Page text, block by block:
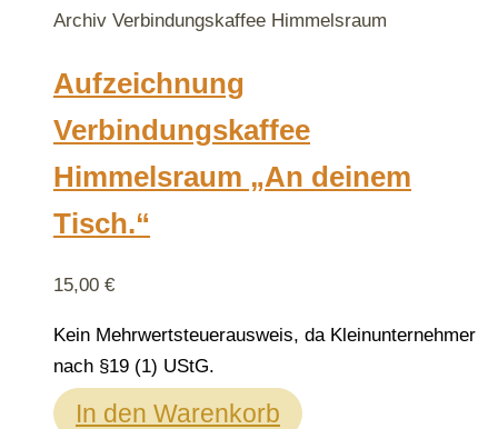
Archiv Verbindungskaffee Himmelsraum
Aufzeichnung
Verbindungskaffee
Himmelsraum „An deinem
Tisch.“
15,00 €
Kein Mehrwertsteuerausweis, da Kleinunternehmer
nach §19 (1) UStG.
In den Warenkorb